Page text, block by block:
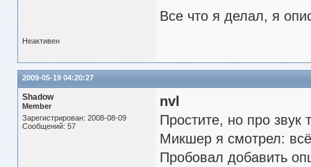
Все что я делал, я
Неактивен
2009-05-19 04:20:27
Shadow
Member
Зарегистрирован: 2008-08-09
Сообщений: 57
nvl
Простите, но про звук
Микшер я смотрел:
Пробовал добавить